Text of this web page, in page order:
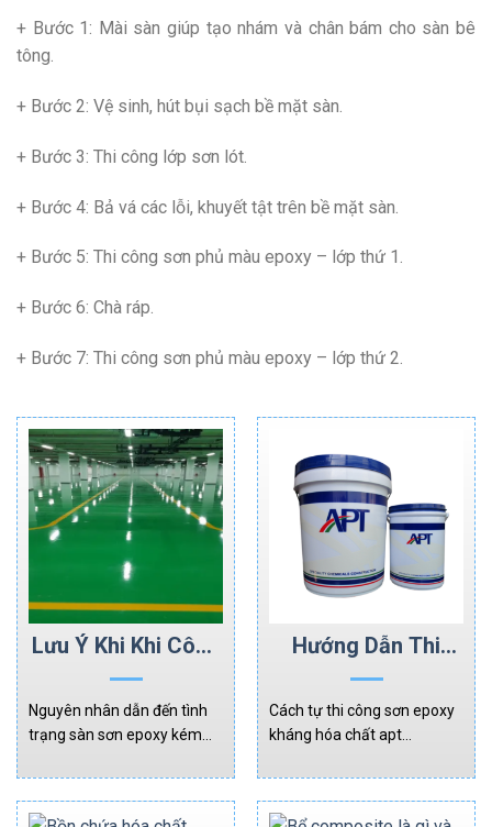
+ Bước 1: Mài sàn giúp tạo nhám và chân bám cho sàn bê
tông.
+ Bước 2: Vệ sinh, hút bụi sạch bề mặt sàn.
+ Bước 3: Thi công lớp sơn lót.
+ Bước 4: Bả vá các lỗi, khuyết tật trên bề mặt sàn.
+ Bước 5: Thi công sơn phủ màu epoxy – lớp thứ 1.
+ Bước 6: Chà ráp.
+ Bước 7: Thi công sơn phủ màu epoxy – lớp thứ 2.
Lưu Ý Khi Khi Công
Và Nguyên Nhân
Sàn Epoxy Kém
Chất Lượng
Nguyên nhân dẫn đến tình
trạng sàn sơn epoxy kém
những lưu ý quan trọng
trước khi thi công sơn epoxy
Hướng Dẫn Thi
Công Sơn Epoxy
Ngoài Trời
Keraguard ADG20
Cách tự thi công sơn epoxy
kháng hóa chất apt
người mua sơn epoxy về tự
thi công, đảm bảo giúp bạn